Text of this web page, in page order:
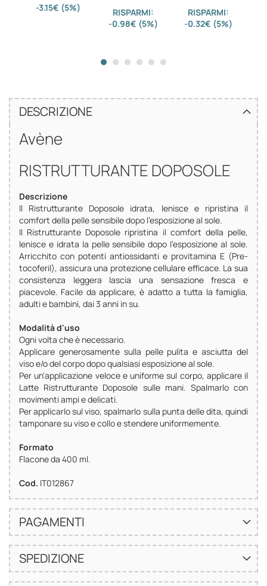
-3.15€ (5%)
RISPARMI:
-0.98€ (5%)
RISPARMI:
-0.32€ (5%)
DESCRIZIONE
Avène
RISTRUTTURANTE DOPOSOLE
Descrizione
Il Ristrutturante Doposole idrata, lenisce e ripristina il
comfort della pelle sensibile dopo l'esposizione al sole.
Il Ristrutturante Doposole ripristina il comfort della pelle,
lenisce e idrata la pelle sensibile dopo l'esposizione al sole.
Arricchito con potenti antiossidanti e provitamina E (Pre-
tocoferil), assicura una protezione cellulare efficace. La sua
consistenza leggera lascia una sensazione fresca e
piacevole. Facile da applicare, è adatto a tutta la famiglia,
adulti e bambini, dai 3 anni in su.
Modalità d'uso
Ogni volta che è necessario.
Applicare generosamente sulla pelle pulita e asciutta del
viso e/o del corpo dopo qualsiasi esposizione al sole.
Per un'applicazione veloce e uniforme sul corpo, applicare il
Latte Ristrutturante Doposole sulle mani. Spalmarlo con
movimenti ampi e delicati.
Per applicarlo sul viso, spalmarlo sulla punta delle dita, quindi
tamponare su viso e collo e stendere uniformemente.
Formato
Flacone da 400 ml.
Cod. IT012867
PAGAMENTI
SPEDIZIONE